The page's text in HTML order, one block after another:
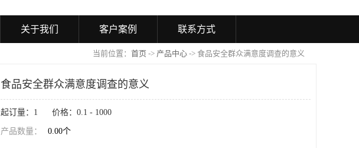
关于我们 客户案例 联系方式
当前位置： 首页 -> 产品中心 -> 食品安全群众满意度调查的意义
食品安全群众满意度调查的意义
起订量：1 价格：0.1 - 1000
产品数量： 0.00个